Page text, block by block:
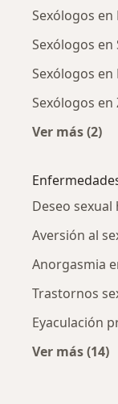
Sexólogos en
Sexólogos
Sexólogos en
Sexólogos en
Ver más (2)
Deseo
Aversión al
Anorgasmia
Trastornos
Eyaculación
Ver más (14)